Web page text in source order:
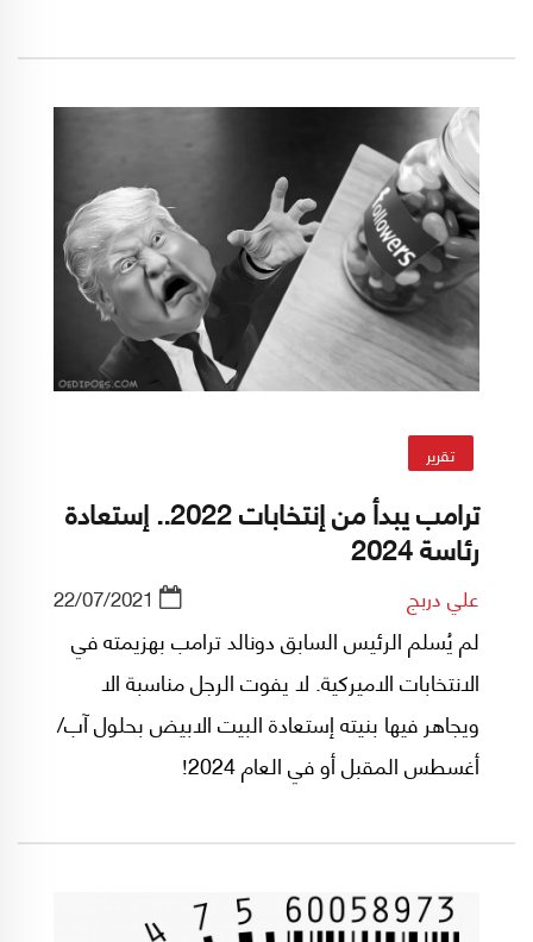
والتنكيت وتعالت القهقهاتُ بما جاوزَ حجمَ المَخاوف
التي انتشرت في الأجواء؛ فما كان من أحد الرِّفاق
أصحاب الحِسِّ السَّاخر سوى أن أعلن عن لا مبالاته؛
دافعًا بالمثل الشعبيّ الشهير: "ضربوا الأعوَر على
عينه"؛ فهتف الباقون في صوت واحد: "قال خسرانه
خسرانه".
تقرير
ترامب يبدأ من إنتخابات 2022.. إستعادة
رئاسة 2024
علي دربج 22/07/2021
لم يُسلم الرئيس السابق دونالد ترامب بهزيمته في
الانتخابات الاميركية. لا يفوت الرجل مناسبة الا
ويجاهر فيها بنيته إستعادة البيت الابيض بحلول آب/
أغسطس المقبل أو في العام 2024!